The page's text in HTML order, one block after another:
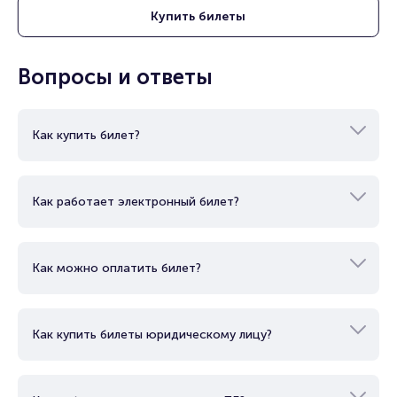
Продать билет
Купить билеты
Вопросы и ответы
Как купить билет?
Как работает электронный билет?
Как можно оплатить билет?
Как купить билеты юридическому лицу?